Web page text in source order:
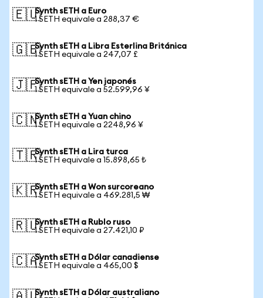
🇪🇺Synth sETH a Euro
1 SETH equivale a 288,37 €
🇬🇧Synth sETH a Libra Esterlina Británica
1 SETH equivale a 247,07 £
🇯🇵Synth sETH a Yen japonés
1 SETH equivale a 52.599,96 ¥
🇨🇳Synth sETH a Yuan chino
1 SETH equivale a 2248,96 ¥
🇹🇷Synth sETH a Lira turca
1 SETH equivale a 15.898,65 ₺
🇰🇷Synth sETH a Won surcoreano
1 SETH equivale a 469.281,5 ₩
🇷🇺Synth sETH a Rublo ruso
1 SETH equivale a 27.421,10 ₽
🇨🇦Synth sETH a Dólar canadiense
1 SETH equivale a 465,00 $
Synth sETH a Dólar australiano